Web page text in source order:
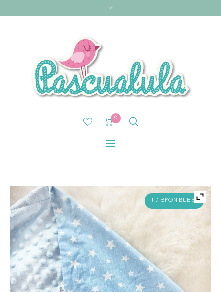
0
1 DISPONIBLES